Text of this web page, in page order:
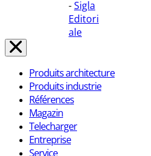
-Sigla
Editori
ale
Produits architecture
Produits industrie
Références
Magazin
Telecharger
Entreprise
Service